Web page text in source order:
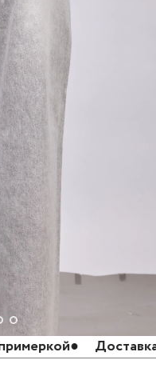
● Доставка с